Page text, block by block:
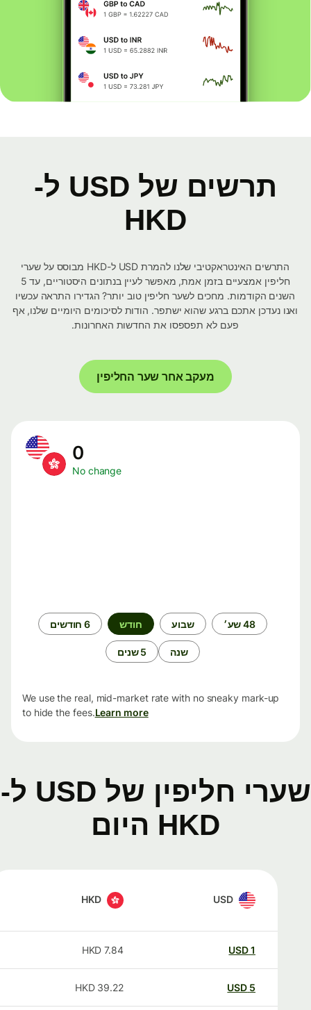
תרשים של USD ל-
HKD
התרשים האינטראקטיבי שלנו להמרת USD ל-HKD מבוסס על שערי
חליפין אמצעיים בזמן אמת, מאפשר לעיין בנתונים היסטוריים, עד 5
השנים הקודמות. מחכים לשער חליפין טוב יותר? הגדירו התראה עכשיו
ואנו נעדכן אתכם ברגע שהוא ישתפר. הודות לסיכומים היומיים שלנו, אף
פעם לא תפספסו את החדשות האחרונות.
מעקב אחר שער החליפין
No change
48 שע׳ שבוע חודש 6 חודשים
שנה 5 שנים
We use the real, mid-market rate with no sneaky mark-up
to hide the fees.Learn more
שערי חליפין של USD ל-
HKD היום
USD
HKD
USD
7.84
HKD
USD
39.22
HKD